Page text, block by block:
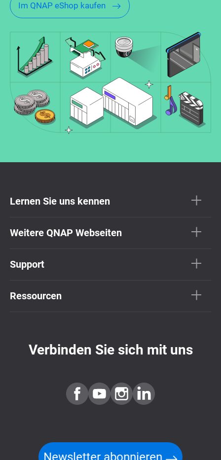
Im QNAP eShop kaufen
Lernen Sie uns kennen
Weitere QNAP Webseiten
Support
Ressourcen
Verbinden Sie sich mit uns
Newsletter abonnieren